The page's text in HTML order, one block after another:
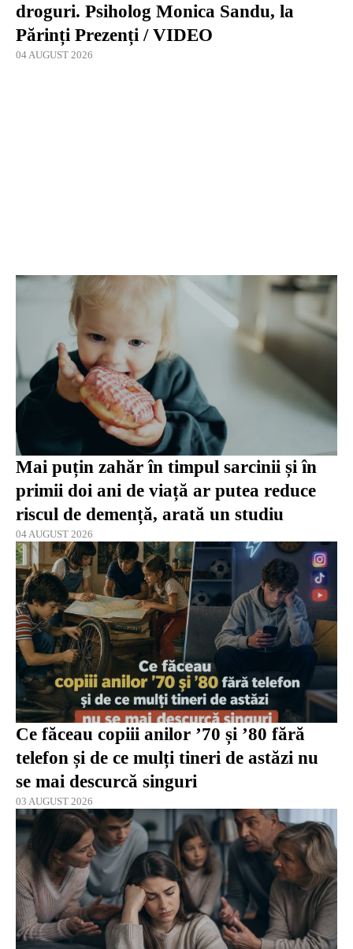
droguri. Psiholog Monica Sandu, la
Părinți Prezenți / VIDEO
04 AUGUST 2026
Mai puțin zahăr în timpul sarcinii și în
primii doi ani de viață ar putea reduce
riscul de demență, arată un studiu
04 AUGUST 2026
Ce făceau copiii anilor ’70 și ’80 fără
telefon și de ce mulți tineri de astăzi nu
se mai descurcă singuri
03 AUGUST 2026